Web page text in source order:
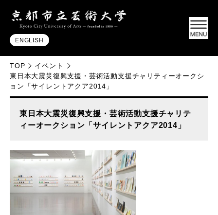
ENGLISH
TOP
イベント
東日本大震災復興支援・芸術活動支援チャリティーオークシ
ョン「サイレントアクア2014」
東日本大震災復興支援・芸術活動支援チャリテ
ィーオークション「サイレントアクア2014」